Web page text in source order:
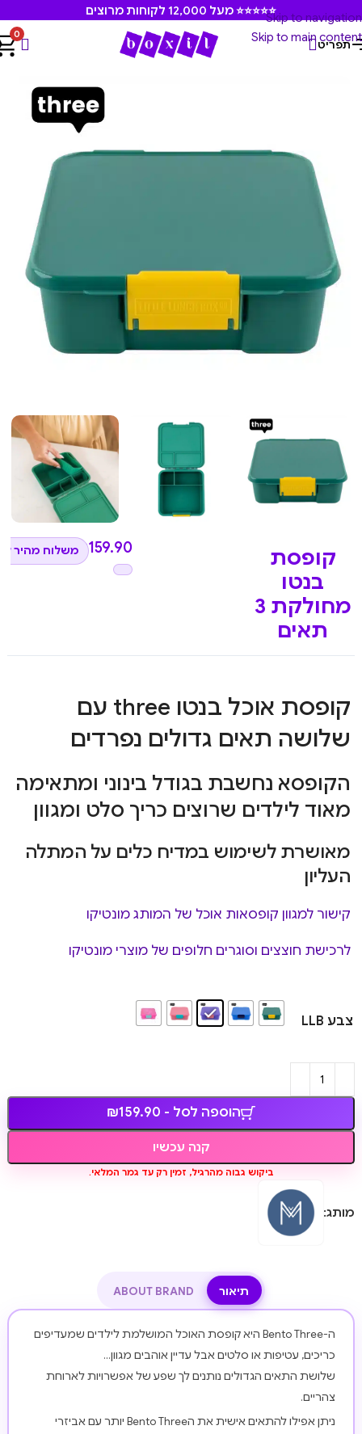
Skip to navigation
Skip to main content
⭐⭐⭐⭐⭐ מעל 12,000 לקוחות מרוצים
תפריט
0
עמוד הבית קופסאות אוכל/קופסאות אוכל לילדים. גן ובית ספר
קופסת
בנטו
מחולקת 3
תאים
₪159.90 משלוח מהיר
קופסת אוכל בנטו three עם
שלושה תאים גדולים נפרדים
הקופסא נחשבת בגודל בינוני ומתאימה
מאוד לילדים שרוצים כריך סלט ומגוון
מאושרת לשימוש במדיח כלים על המתלה
העליון
קישור למגוון קופסאות אוכל של המותג מונטיקו
לרכישת חוצצים וסוגרים חלופים של מוצרי מונטיקו
צבע LLB
הוספה לסל - ₪159.90
קנה עכשיו
ביקוש גבוה מהרגיל, זמין רק עד גמר המלאי.
מותג:
תיאור ABOUT BRAND
ה-Bento Three היא קופסת האוכל המושלמת לילדים שמעדיפים
כריכים, עטיפות או סלטים אבל עדיין אוהבים מגוון…
שלושת התאים הגדולים נותנים לך שפע של אפשרויות לארוחת
צהריים.
ניתן אפילו להתאים אישית את הBento Three יותר עם אביזרי